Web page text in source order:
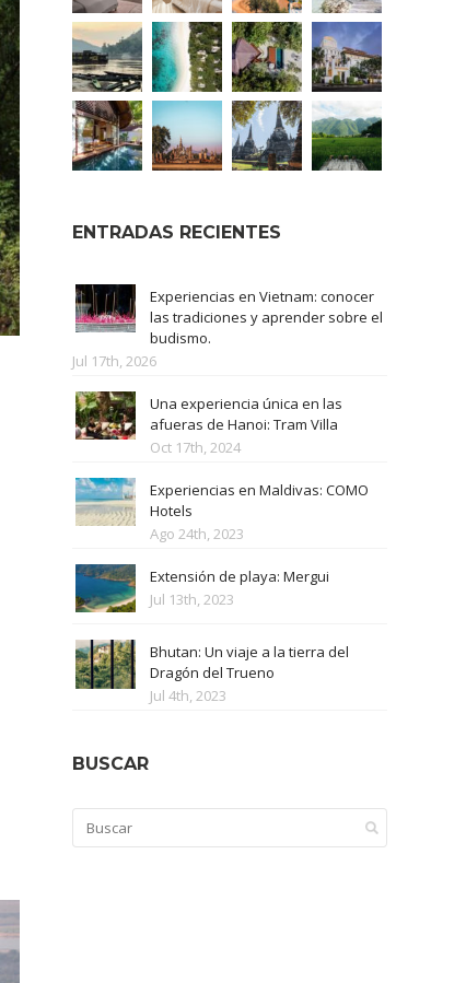
ENTRADAS RECIENTES
Experiencias en Vietnam: conocer
las tradiciones y aprender sobre el
budismo.
Jul 17th, 2026
Una experiencia única en las
afueras de Hanoi: Tram Villa
Oct 17th, 2024
Experiencias en Maldivas: COMO
Hotels
Ago 24th, 2023
Extensión de playa: Mergui
Jul 13th, 2023
Bhutan: Un viaje a la tierra del
Dragón del Trueno
Jul 4th, 2023
BUSCAR